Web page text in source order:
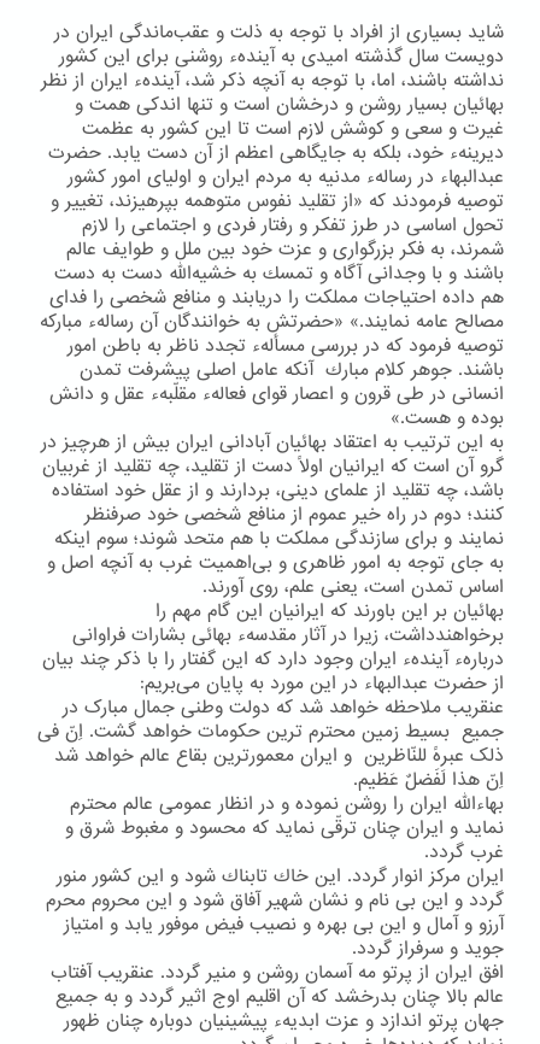
شاید بسیاری از افراد با توجه به ذلت و عقب‌ماندگی ایران در
دویست سال گذشته امیدی به آیندهء روشنی برای این كشور
نداشته باشند، اما، با توجه به آنچه ذكر شد، آیندهء ایران از نظر
بهائیان بسیار روشن و درخشان است و تنها اندكی همت و
غیرت و سعی و كوشش لازم است تا این كشور به عظمت
دیرینهء خود، بلكه به جایگاهی اعظم از آن دست یابد. حضرت
عبدالبهاء در رسالهء مدنیه به مردم ایران و اولیای امور كشور
توصیه فرمودند كه «از تقلید نفوس متوهمه بپرهیزند، تغییر و
تحول اساسی در طرز تفكر و رفتار فردی و اجتماعی را لازم
شمرند، به فكر بزرگواری و عزت خود بین ملل و طوایف عالم
باشند و با وجدانی آگاه و تمسك به خشیه‌الله دست به دست
هم داده احتیاجات مملكت را دریابند و منافع شخصی را فدای
مصالح عامه نمایند.» «حضرتش به خوانندگان آن رسالهء مباركه
توصیه فرمود كه در بررسی مسألهء تجدد ناظر به باطن امور
باشند. جوهر كلام مبارك آنكه عامل اصلی پیشرفت تمدن
انسانی در طی قرون و اعصار قوای فعالهء مقلّبهء عقل و دانش
بوده و هست.»
به این ترتیب به اعتقاد بهائیان آبادانی ایران بیش از هرچیز در
گرو آن است كه ایرانیان اولاً دست از تقلید، چه تقلید از غربیان
باشد، چه تقلید از علمای دینی، بردارند و از عقل خود استفاده
كنند؛ دوم در راه خیر عموم از منافع شخصی خود صرفنظر
نمایند و برای سازندگی مملكت با هم متحد شوند؛ سوم اینكه
به جای توجه به امور ظاهری و بی‌اهمیت غرب به آنچه اصل و
اساس تمدن است، یعنی علم، روی آورند.
بهائیان بر این باورند كه ایرانیان این گام مهم را
برخواهندداشت، زیرا در آثار مقدسهء بهائی بشارات فراوانی
دربارهء آیندهء ایران وجود دارد كه این گفتار را با ذكر چند بیان
از حضرت عبدالبهاء در این مورد به پایان می‌بریم:
عنقریب ملاحظه خواهد شد که دولت وطنی جمال مبارک در
جمیع بسیط زمین محترم ترین حکومات خواهد گشت. اِنّ فی
ذلک عبرهً للنّاظرین و ایران معمورترین بقاع عالم خواهد شد
اِنّ هذا لَفَضلٌ عَظیم.
بهاءالله ایران را روشن نموده و در انظار عمومی عالم محترم
نماید و ایران چنان ترقّی نماید که محسود و مغبوط شرق و
غرب گردد.
ایران مركز انوار گردد. این خاك تابناك شود و این كشور منور
گردد و این بی نام و نشان شهیر آفاق شود و این محروم محرم
آرزو و آمال و این بی بهره و نصیب فیض موفور یابد و امتیاز
جوید و سرفراز گردد.
افق ایران از پرتو مه آسمان روشن و منیر گردد. عنقریب آفتاب
عالم بالا چنان بدرخشد كه آن اقلیم اوج اثیر گردد و به جمیع
جهان پرتو اندازد و عزت ابدیهء پیشینیان دوباره چنان ظهور